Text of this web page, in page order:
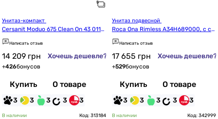
Cersanit Moduo 675 Clean On 43 011
(K116-037/CCKZ1014551894)
Написать отзыв
14 209 грн Хочешь дешевле?
+426бонусов
Купить О товаре
3 3 3 3 3
Roca Ona Rimless A34H689000, с си
деньем slow-closing
Написать отзыв
17 655 грн Хочешь дешевле?
+529бонусов
Купить О товаре
3 3 3 3 3
В наличии Код: 313184 В наличии Код: 342999